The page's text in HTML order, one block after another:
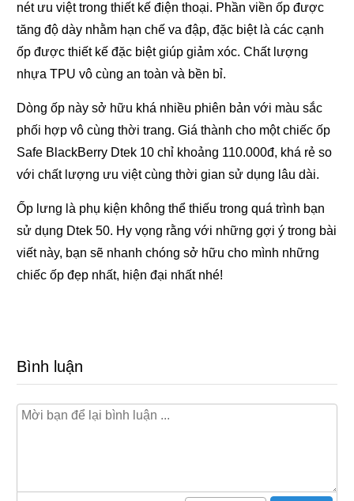
nét ưu việt trong thiết kế điện thoại. Phần viền ốp được
tăng độ dày nhằm hạn chế va đập, đặc biệt là các cạnh
ốp được thiết kế đặc biệt giúp giảm xóc. Chất lượng
nhựa TPU vô cùng an toàn và bền bỉ.
Dòng ốp này sở hữu khá nhiều phiên bản với màu sắc
phối hợp vô cùng thời trang. Giá thành cho một chiếc ốp
Safe BlackBerry Dtek 10 chỉ khoảng 110.000đ, khá rẻ so
với chất lượng ưu việt cùng thời gian sử dụng lâu dài.
Ốp lưng là phụ kiện không thể thiếu trong quá trình bạn
sử dụng Dtek 50. Hy vọng rằng với những gợi ý trong bài
viết này, bạn sẽ nhanh chóng sở hữu cho mình những
chiếc ốp đẹp nhất, hiện đại nhất nhé!
Bình luận